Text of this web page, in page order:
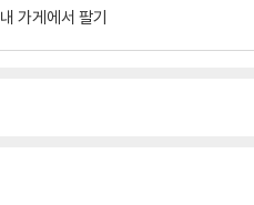
내 가게에서 팔기